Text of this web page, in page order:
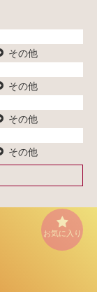
その他
その他
その他
その他
お気に入り